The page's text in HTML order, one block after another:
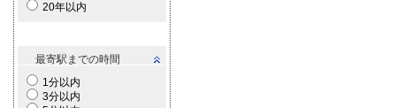
20年以内
最寄駅までの時間
1分以内
3分以内